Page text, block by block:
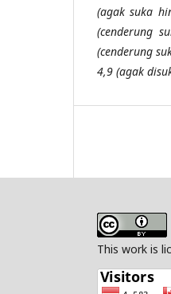
(agak suka
(cenderung
(cenderung
4,9 (agak
This work is